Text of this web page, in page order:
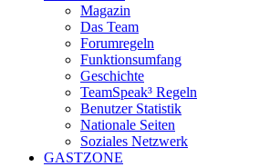
Magazin
Das Team
Forumregeln
Funktionsumfang
Geschichte
TeamSpeak³ Regeln
Benutzer Statistik
Nationale Seiten
Soziales Netzwerk
GASTZONE